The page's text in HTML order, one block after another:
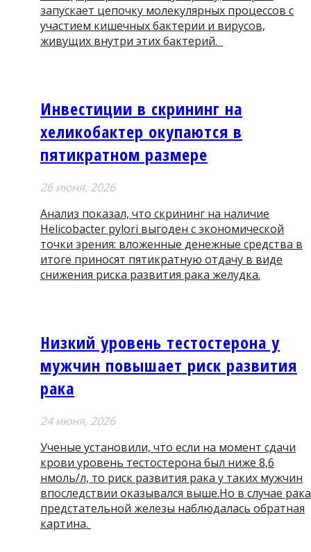
запускает цепочку молекулярных процессов с
участием кишечных бактерии и вирусов,
живущих внутри этих бактерий.
Инвестиции в скрининг на
хеликобактер окупаются в
пятикратном размере
26 июня, 2026
Анализ показал, что скрининг на наличие
Helicobacter pylori выгоден с экономической
точки зрения: вложенные денежные средства в
итоге приносят пятикратную отдачу в виде
снижения риска развития рака желудка.
Низкий уровень тестостерона у
мужчин повышает риск развития
рака
24 июня, 2026
Ученые установили, что если на момент сдачи
крови уровень тестостерона был ниже 8,6
нмоль/л, то риск развития рака у таких мужчин
впоследствии оказывался выше.Но в случае рака
предстательной железы наблюдалась обратная
картина.